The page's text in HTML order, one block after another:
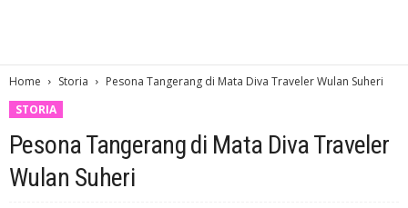
Home Storia
Pesona Tangerang di Mata Diva Traveler Wulan Suheri
STORIA
Pesona Tangerang di Mata Diva Traveler
Wulan Suheri